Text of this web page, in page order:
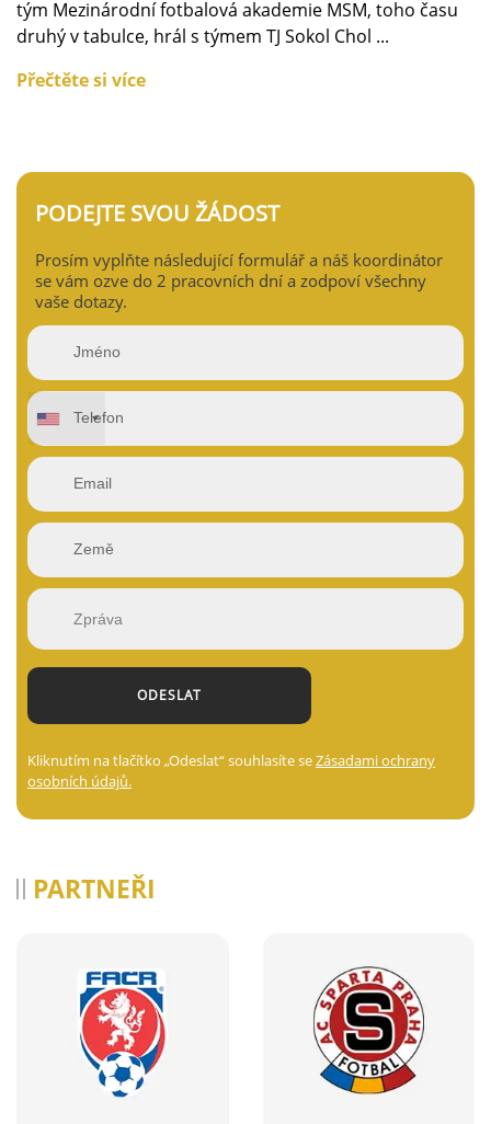
tým Mezinárodní fotbalová akademie MSM, toho času
druhý v tabulce, hrál s týmem TJ Sokol Chol ...
Přečtěte si více
PODEJTE SVOU ŽÁDOST
Prosím vyplňte následující formulář a náš koordinátor
se vám ozve do 2 pracovních dní a zodpoví všechny
vaše dotazy.
Kliknutím na tlačítko „Odeslat“ souhlasíte seZásadami ochrany
osobních údajů.
PARTNEŘI